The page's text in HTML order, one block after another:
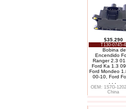
$35.290
T130-0745-4
Bobina de
Encendido
Ranger 2.3
Ford Ka 1.3
Ford Mondeo
00-10, Ford
OEM: 1S7G-
China